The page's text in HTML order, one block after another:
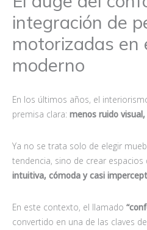
integración de
motorizadas en
moderno
En los últimos años, el
premisa clara: menos ruido
Ya no se trata solo de elegir
tendencia, sino de crear espacios
intuitiva, cómoda y casi
En este contexto, el llamado
convertido en una de las claves